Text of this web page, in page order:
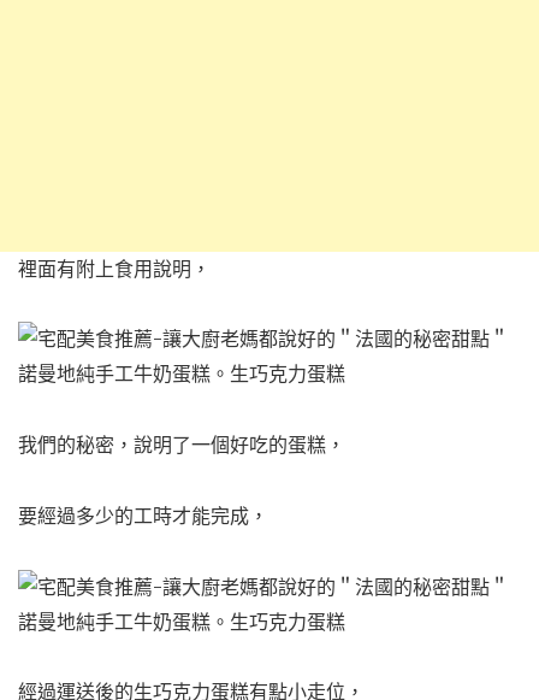
裡面有附上食用說明，
我們的秘密，說明了一個好吃的蛋糕，
要經過多少的工時才能完成，
經過運送後的生巧克力蛋糕有點小走位，